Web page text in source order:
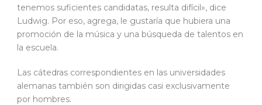
tenemos suficientes candidatas, resulta difícil», dice
Ludwig. Por eso, agrega, le gustaría que hubiera una
promoción de la música y una búsqueda de talentos en
la escuela.
Las cátedras correspondientes en las universidades
alemanas también son dirigidas casi exclusivamente
por hombres.